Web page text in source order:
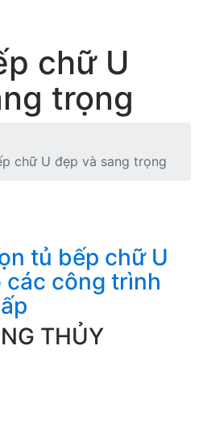
chữ U
trọng
chữ U đẹp và sang trọng
tủ bếp chữ U
công trình
THỦY